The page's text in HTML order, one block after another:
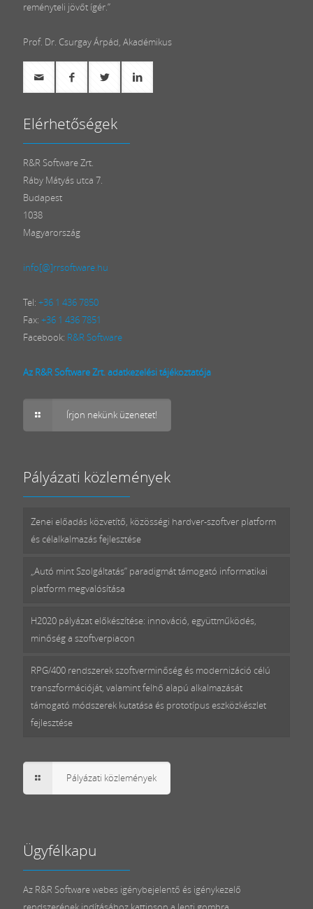
reményteli jövőt ígér.”
Prof. Dr. Csurgay Árpád, Akadémikus
Elérhetőségek
R&R Software Zrt.
Ráby Mátyás utca 7.
Budapest
1038
Magyarország
info[@]rrsoftware.hu
Tel: +36 1 436 7850
Fax: +36 1 436 7851
Facebook: R&R Software
Az R&R Software Zrt. adatkezelési tájékoztatója
Írjon nekünk üzenetet!
Pályázati közlemények
Zenei előadás közvetítő, közösségi hardver-szoftver platform
és célalkalmazás fejlesztése
„Autó mint Szolgáltatás” paradigmát támogató informatikai
platform megvalósítása
H2020 pályázat előkészítése: innováció, együttműködés,
minőség a szoftverpiacon
RPG/400 rendszerek szoftverminőség és modernizáció célú
transzformációját, valamint felhő alapú alkalmazását
támogató módszerek kutatása és prototípus eszközkészlet
fejlesztése
Pályázati közlemények
Ügyfélkapu
Az R&R Software webes igénybejelentő és igénykezelő